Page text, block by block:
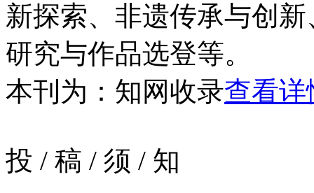
新探索、非遗传承与创
研究与作品选登等。
本刊为：知网收录查看详
投 / 稿 / 须 / 知